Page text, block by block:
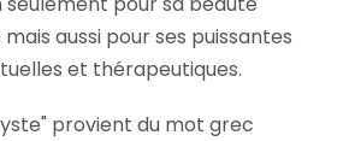
aussi pour ses puissantes
et thérapeutiques.
provient du mot grec